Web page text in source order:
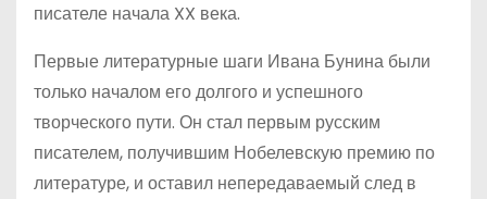
писателе начала XX века.
Первые литературные шаги Ивана Бунина были
только началом его долгого и успешного
творческого пути. Он стал первым русским
писателем, получившим Нобелевскую премию по
литературе, и оставил непередаваемый след в